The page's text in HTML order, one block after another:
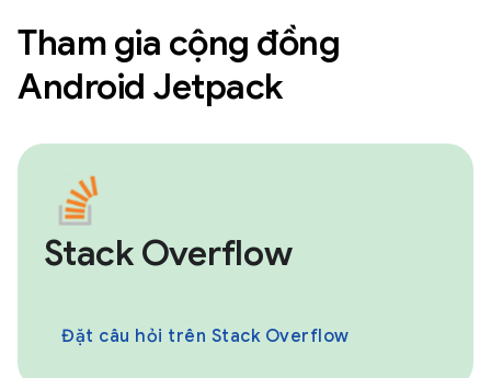
Tham gia cộng đồng
Android Jetpack
Stack Overflow
Đặt câu hỏi trên Stack Overflow